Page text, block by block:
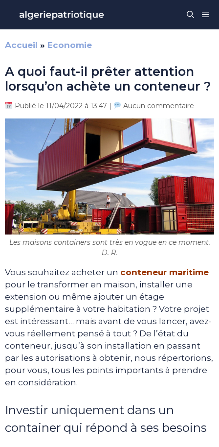
contenu
Accueil » Economie
A quoi faut-il prêter attention
lorsqu’on achète un conteneur ?
Publié le 11/04/2022 à 13:47 | Aucun commentaire
Les maisons containers sont très en vogue en ce moment.
D. R.
Vous souhaitez acheter un conteneur maritime
pour le transformer en maison, installer une
extension ou même ajouter un étage
supplémentaire à votre habitation ? Votre projet
est intéressant… mais avant de vous lancer, avez-
vous réellement pensé à tout ? De l’état du
conteneur, jusqu’à son installation en passant
par les autorisations à obtenir, nous répertorions,
pour vous, tous les points importants à prendre
en considération.
Investir uniquement dans un
container qui répond à ses besoins